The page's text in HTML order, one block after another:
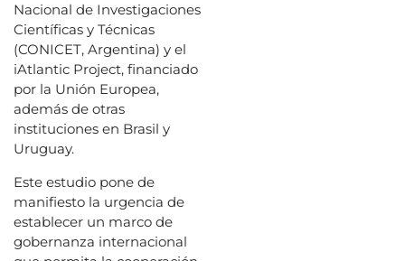
Nacional de Investigaciones
Científicas y Técnicas
(CONICET, Argentina) y el
iAtlantic Project, financiado
por la Unión Europea,
además de otras
instituciones en Brasil y
Uruguay.
Este estudio pone de
manifiesto la urgencia de
establecer un marco de
gobernanza internacional